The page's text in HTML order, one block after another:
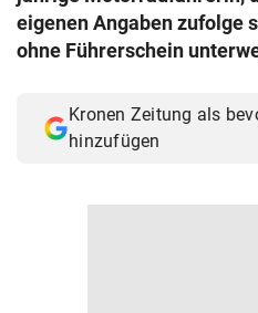
eigenen Angaben zufolge
ohne Führerschein
Kronen Zeitung als
hinzufügen